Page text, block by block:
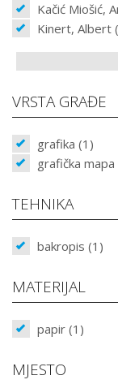
Kačić Miošić,
Kinert, Albert
VRSTA GRAĐE
grafika (1)
grafička mapa
TEHNIKA
bakropis (1)
MATERIJAL
papir (1)
MJESTO